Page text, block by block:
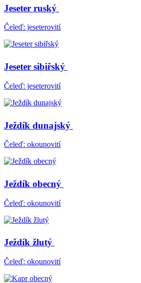
Jeseter ruský
Čeleď: jeseterovití
Jeseter sibiřský
Čeleď: jeseterovití
Ježdík dunajský
Čeleď: okounovití
Ježdík obecný
Čeleď: okounovití
Ježdík žlutý
Čeleď: okounovití